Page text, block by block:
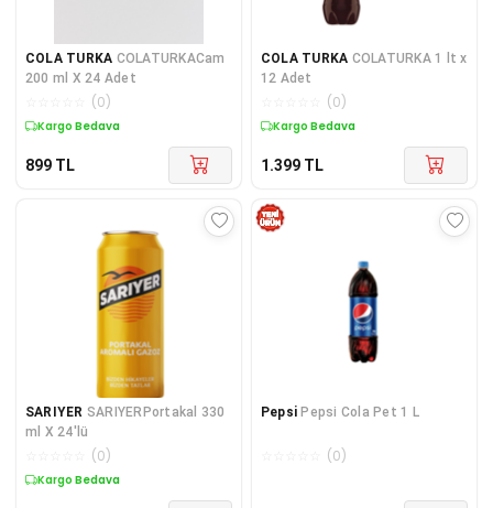
COLA TURKA COLATURKACam
200 ml X 24 Adet
(0)
Kargo Bedava
899 TL
COLA TURKA COLATURKA 1 lt x
12 Adet
(0)
Kargo Bedava
1.399 TL
SARIYER SARIYERPortakal 330
ml X 24'lü
(0)
Kargo Bedava
Pepsi Pepsi Cola Pet 1 L
(0)